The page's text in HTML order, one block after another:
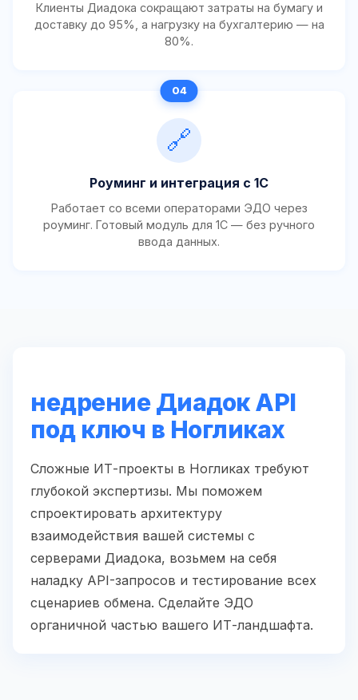
Клиенты Диадока сокращают затраты на бумагу и
доставку до 95%, а нагрузку на бухгалтерию — на
80%.
🔗
Роуминг и интеграция с 1С
Работает со всеми операторами ЭДО через
роуминг. Готовый модуль для 1С — без ручного
ввода данных.
недрение Диадок API
под ключ в Ногликах
Сложные ИТ-проекты в Ногликах требуют
глубокой экспертизы. Мы поможем
спроектировать архитектуру
взаимодействия вашей системы с
серверами Диадока, возьмем на себя
наладку API-запросов и тестирование всех
сценариев обмена. Сделайте ЭДО
органичной частью вашего ИТ-ландшафта.